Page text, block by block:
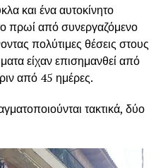
και ένα αυτοκίνητο
πρωί από συνεργαζόμενο
πολύτιμες θέσεις στους
είχαν επισημανθεί από
από 45 ημέρες.
τακτικά, δύο